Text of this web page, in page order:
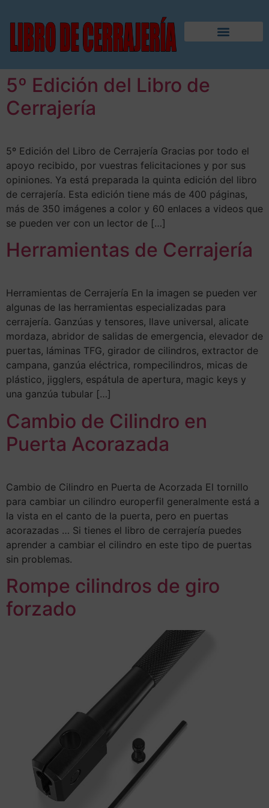
5º Edición del Libro de
Cerrajería
5º Edición del Libro de Cerrajería Gracias por todo el
apoyo recibido, por vuestras felicitaciones y por sus
opiniones. Ya está preparada la quinta edición del libro
de cerrajería. Esta edición tiene más de 400 páginas,
más de 350 imágenes a color y 60 enlaces a videos que
se pueden ver con un lector de […]
Herramientas de Cerrajería
Herramientas de Cerrajería En la imagen se pueden ver
algunas de las herramientas especializadas para
cerrajería. Ganzúas y tensores, llave universal, alicate
mordaza, abridor de salidas de emergencia, elevador de
puertas, láminas TFG, girador de cilindros, extractor de
campana, ganzúa eléctrica, rompecilindros, micas de
plástico, jigglers, espátula de apertura, magic keys y
una ganzúa tubular […]
Cambio de Cilindro en
Puerta Acorazada
Cambio de Cilindro en Puerta de Acorzada El tornillo
para cambiar un cilindro europerfil generalmente está a
la vista en el canto de la puerta, pero en puertas
acorazadas … Si tienes el libro de cerrajería puedes
aprender a cambiar el cilindro en este tipo de puertas
sin problemas.
Rompe cilindros de giro
forzado